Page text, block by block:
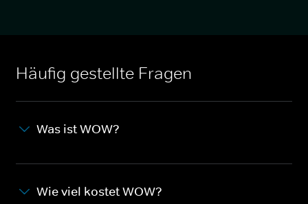
Häufig gestellte Fragen
Was ist WOW?
Wie viel kostet WOW?